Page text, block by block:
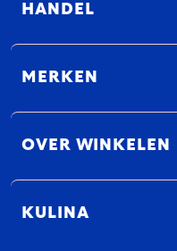
HANDEL
MERKEN
OVER WINKELEN
KULINA